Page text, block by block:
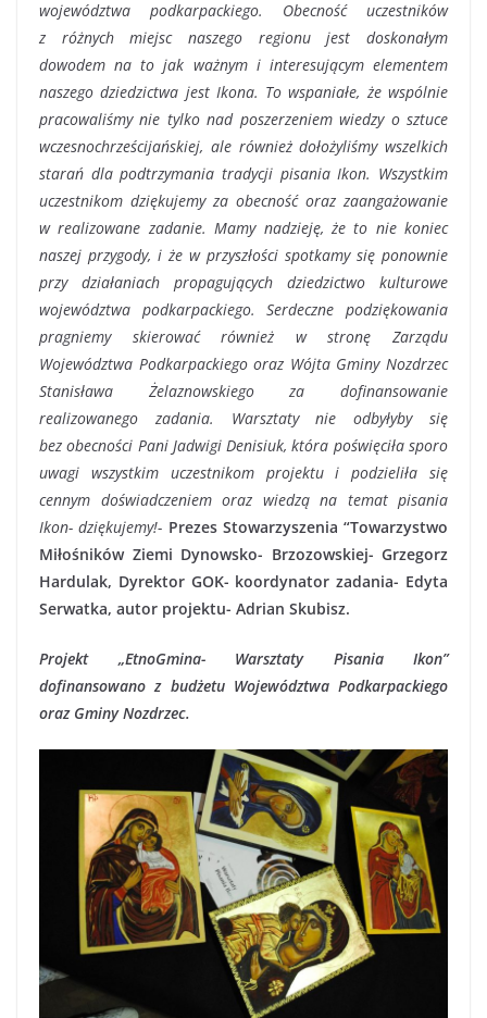
województwa podkarpackiego. Obecność uczestników
z różnych miejsc naszego regionu jest doskonałym
dowodem na to jak ważnym i interesującym elementem
naszego dziedzictwa jest Ikona. To wspaniałe, że wspólnie
pracowaliśmy nie tylko nad poszerzeniem wiedzy o sztuce
wczesnochrześcijańskiej, ale również dołożyliśmy wszelkich
starań dla podtrzymania tradycji pisania Ikon. Wszystkim
uczestnikom dziękujemy za obecność oraz zaangażowanie
w realizowane zadanie. Mamy nadzieję, że to nie koniec
naszej przygody, i że w przyszłości spotkamy się ponownie
przy działaniach propagujących dziedzictwo kulturowe
województwa podkarpackiego. Serdeczne podziękowania
pragniemy skierować również w stronę Zarządu
Województwa Podkarpackiego oraz Wójta Gminy Nozdrzec
Stanisława Żelaznowskiego za dofinansowanie
realizowanego zadania. Warsztaty nie odbyłyby się
bez obecności Pani Jadwigi Denisiuk, która poświęciła sporo
uwagi wszystkim uczestnikom projektu i podzieliła się
cennym doświadczeniem oraz wiedzą na temat pisania
Ikon- dziękujemy!- Prezes Stowarzyszenia “Towarzystwo
Miłośników Ziemi Dynowsko- Brzozowskiej- Grzegorz
Hardulak, Dyrektor GOK- koordynator zadania- Edyta
Serwatka, autor projektu- Adrian Skubisz.
Projekt „EtnoGmina- Warsztaty Pisania Ikon”
dofinansowano z budżetu Województwa Podkarpackiego
oraz Gminy Nozdrzec.